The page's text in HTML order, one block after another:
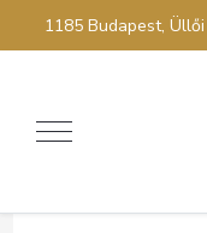
1185 Budapest,